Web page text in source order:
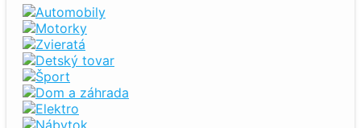
Automobily
Motorky
Zvieratá
Detský tovar
Šport
Dom a záhrada
Elektro
Nábytok